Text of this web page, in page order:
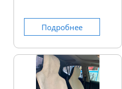
Подробнее